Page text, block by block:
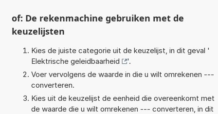
of: De rekenmachine gebruiken met de
keuzelijsten
Kies de juiste categorie uit de keuzelijst, in dit geval '
Elektrische geleidbaarheid
'.
Voer vervolgens de waarde in die u wilt omrekenen ---
converteren.
Kies uit de keuzelijst de eenheid die overeenkomt met
de waarde die u wilt omrekenen --- converteren, in dit